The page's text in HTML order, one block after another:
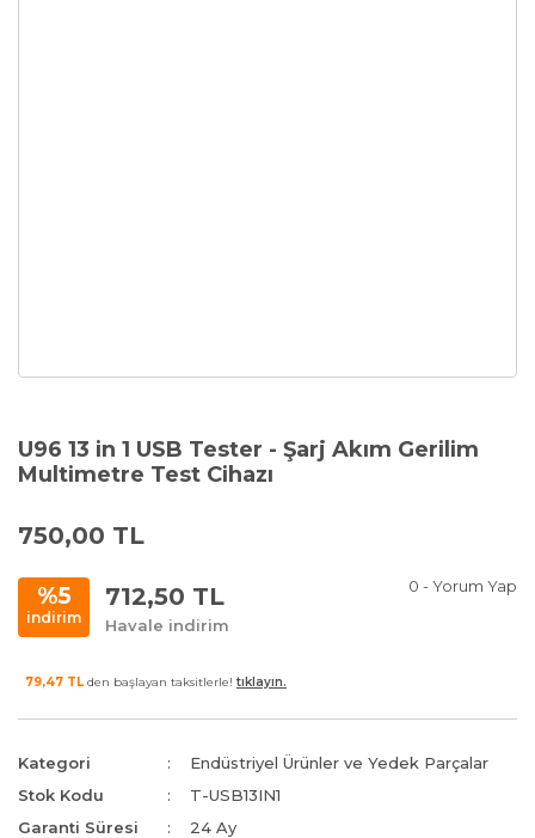
U96 13 in 1 USB Tester - Şarj Akım Gerilim
Multimetre Test Cihazı
750,00 TL
%5
indirim
712,50 TL
Havale indirim
0 - Yorum Yap
79,47 TL den başlayan taksitlerle! tıklayın.
Kategori
Endüstriyel Ürünler ve Yedek Parçalar
Stok Kodu
T-USB13IN1
Garanti Süresi
24 Ay